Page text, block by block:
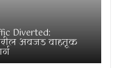
Diverted:
अवजड वाहतूक